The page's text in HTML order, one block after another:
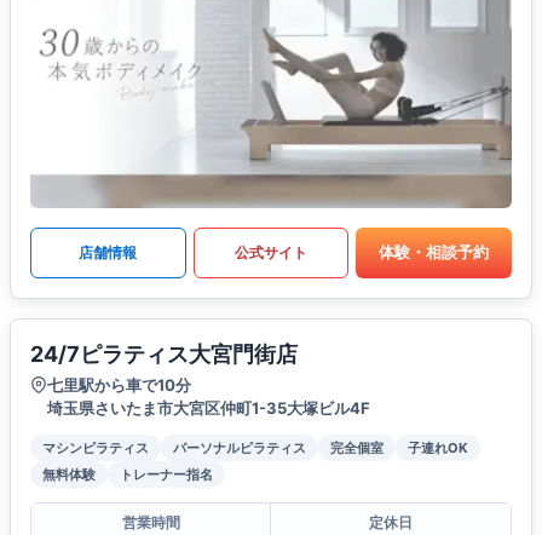
店舗情報 公式サイト 体験・相談予約
24/7ピラティス大宮門街店
七里駅から車で10分
埼玉県さいたま市大宮区仲町1-35大塚ビル4F
マシンピラティス パーソナルピラティス 完全個室
子連れOK
無料体験
トレーナー指名
営業時間
定休日